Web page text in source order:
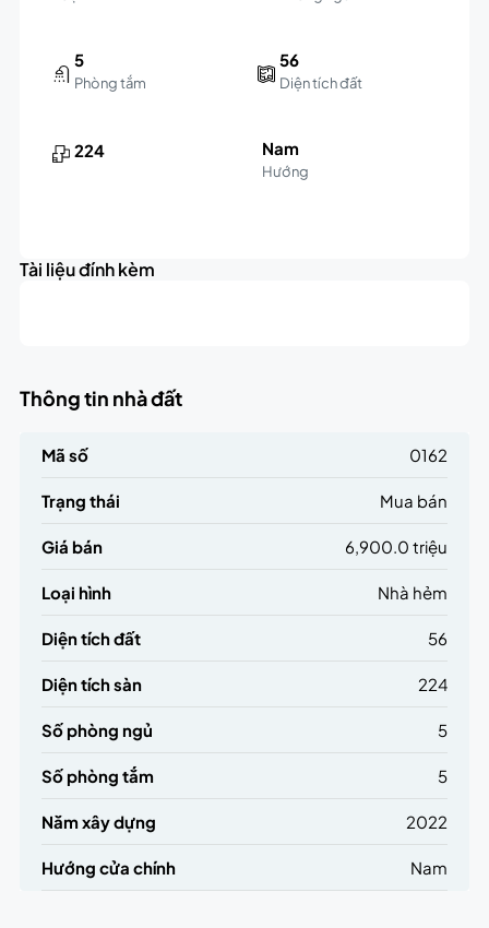
5
Phòng tắm
56
Diện tích đất
224 Nam
Hướng
+
Tài liệu đính kèm
Thông tin nhà đất
Mã số 0162
Trạng thái Mua bán
Giá bán 6,900.0 triệu
Loại hình Nhà hẻm
Diện tích đất 56
Diện tích sàn 224
Số phòng ngủ 5
Số phòng tắm 5
Năm xây dựng 2022
Hướng cửa chính Nam